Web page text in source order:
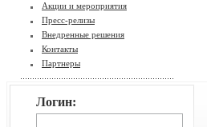
Акции и мероприятия
Пресс-релизы
Внедренные решения
Контакты
Партнеры
Логин: